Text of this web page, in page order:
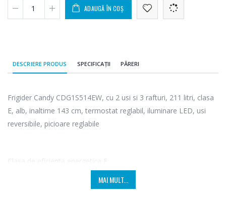
ADAUGĂ ÎN COȘ
DESCRIERE PRODUS SPECIFICAȚII PĂRERI
Frigider Candy CDG1S514EW, cu 2 usi si 3 rafturi, 211 litri, clasa
E, alb, inaltime 143 cm, termostat reglabil, iluminare LED, usi
reversibile, picioare reglabile
Clasa de eficienta energetica E
Grija fata de mediu se afla in centrul atentiei tehnologiei Candy;
MAI MULT...